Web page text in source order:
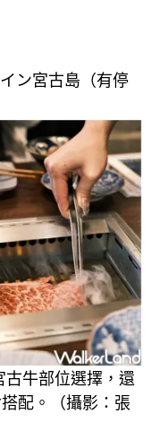
ン宮古島（有停
牛部位選擇，還
配。（攝影：張